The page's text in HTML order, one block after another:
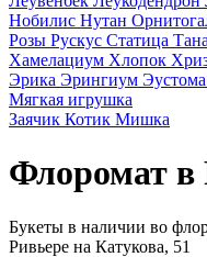
Нобилис Нутан
Розы Рускус Статица
Хамелациум Хлопок
Эрика Эрингиум Эустома
Мягкая игрушка
Заячик Котик Мишка
Флоромат в
Букеты в наличии во
Ривьере на Катукова, 51